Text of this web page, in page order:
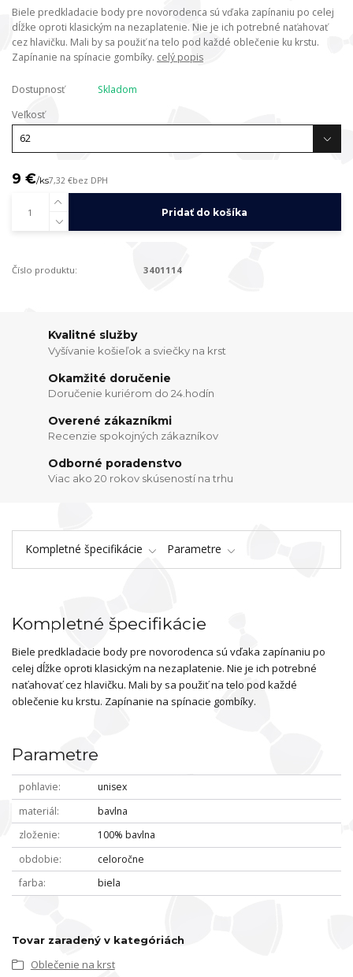
Biele predkladacie body pre novorodenca sú vďaka zapínaniu po celej
dĺžke oproti klasickým na nezaplatenie. Nie je ich potrebné naťahovať
cez hlavičku. Mali by sa použiť na telo pod každé oblečenie ku krstu.
Zapínanie na spínacie gombíky. celý popis
Dostupnosť
Skladom
Veľkosť
9 €/ks7,32 €bez DPH
Pridať do košíka
Číslo produktu: 3401114
Kvalitné služby
Vyšívanie košieľok a sviečky na krst
Okamžité doručenie
Doručenie kuriérom do 24.hodín
Overené zákazníkmi
Recenzie spokojných zákazníkov
Odborné poradenstvo
Viac ako 20 rokov skúseností na trhu
Kompletné špecifikácie Parametre
Kompletné špecifikácie
Biele predkladacie body pre novorodenca sú vďaka zapínaniu po
celej dĺžke oproti klasickým na nezaplatenie. Nie je ich potrebné
naťahovať cez hlavičku. Mali by sa použiť na telo pod každé
oblečenie ku krstu. Zapínanie na spínacie gombíky.
Parametre
pohlavie
unisex
materiál
bavlna
zloženie
100% bavlna
obdobie
celoročne
farba
biela
Tovar zaradený v kategóriách
Oblečenie na krst